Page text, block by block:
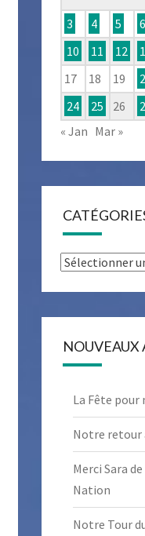
3
4 5 6
10
11 12
17
18 19
24
25 26
« Jan Mar »
Catégories
NOUVEAUX
La Fête
Notre retour
Merci Sara
Nation
Notre Tour